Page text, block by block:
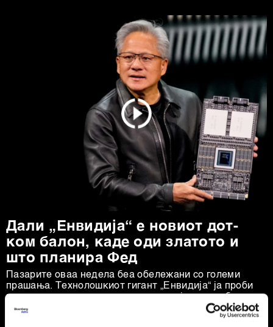
Дали „Енвидија“ е новиот дот-
ком балон, каде оди златото и
што планира Фед
Пазарите оваа недела беа обележани со големи
прашања. Технолошкиот гигант „Енвидија“ ја проби
границата на пазарна капитализација од пет билиони
долари, поттикнувајќи дебати за нов балон, додека
златото, по рекордните височини, доживеа остра